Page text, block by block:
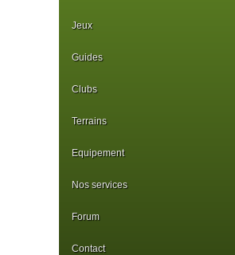
Jeux
Guides
Clubs
Terrains
Equipement
Nos services
Forum
Contact